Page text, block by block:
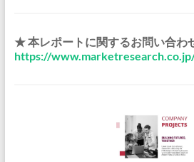
★ 本レポートに関するお問い合わ
https://